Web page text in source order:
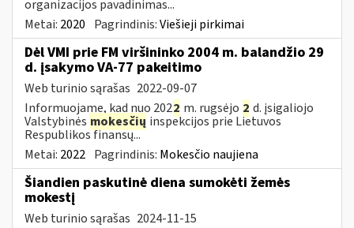
organizacijos pavadinimas...
Metai: 2020 Pagrindinis:Viešieji pirkimai
Dėl VMI prie FM viršininko 2004 m. balandžio 29
d. įsakymo VA-77 pakeitimo
Web turinio sąrašas 2022-09-07
Informuojame, kad nuo 2022 m. rugsėjo 2 d. įsigaliojo
Valstybinės mokesčių inspekcijos prie Lietuvos
Respublikos finansų...
Metai: 2022 Pagrindinis: Mokesčio naujiena
Šiandien paskutinė diena sumokėti žemės
mokestį
Web turinio sąrašas 2024-11-15